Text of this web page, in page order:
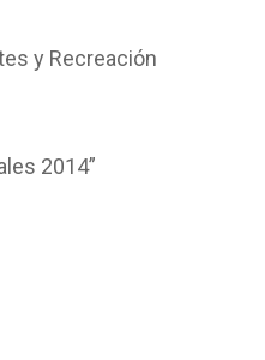
y Recreación
2014”